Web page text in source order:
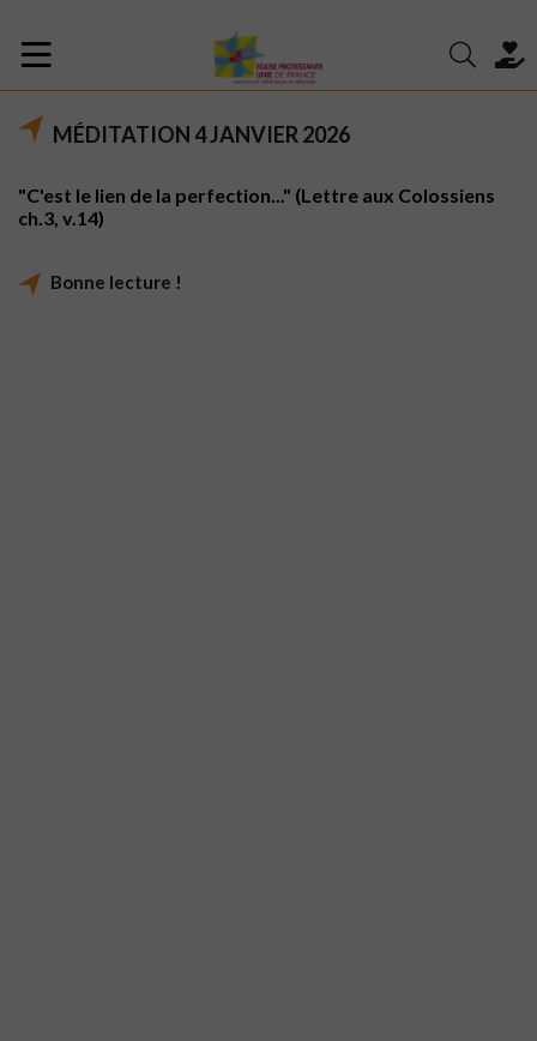
MÉDITATION 4 JANVIER 2026
"C'est le lien de la perfection..." (Lettre aux Colossiens
ch.3, v.14)
Bonne lecture !